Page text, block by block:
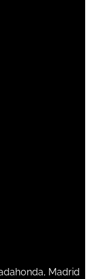
Madrid